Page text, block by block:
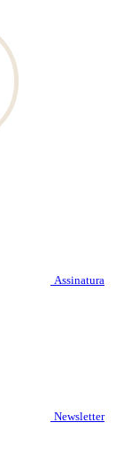
Assinatura
Newsletter